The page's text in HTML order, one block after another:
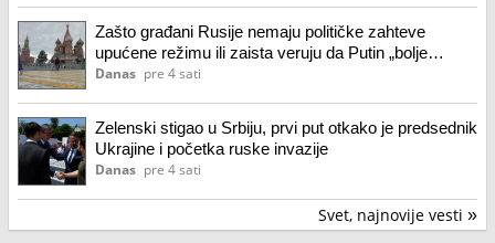
Zašto građani Rusije nemaju političke zahteve
upućene režimu ili zaista veruju da Putin „bolje
razume šta se događa“?
Danas pre 4 sati
Zelenski stigao u Srbiju, prvi put otkako je predsednik
Ukrajine i početka ruske invazije
Danas pre 4 sati
Svet, najnovije vesti »